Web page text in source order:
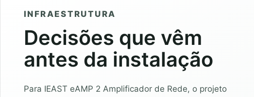
INFRAESTRUTURA
Decisões que vêm
antes da instalação
Para IEAST eAMP 2 Amplificador de Rede, o projeto